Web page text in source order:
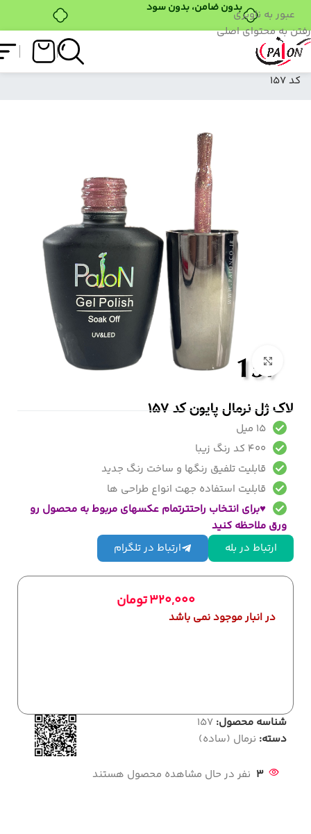
بدون ضامن، بدون سودعبور به ناوبری
رفتن به محتوای اصلی
فروشگاه
لاک ژل نرمال پایون
کد 157
بزرگنمایی تصویر
لاک ژل نرمال پایون کد 157
15 میل
400 کد رنگ زیبا
قابلیت تلفیق رنگها و ساخت رنگ جدید
قابلیت استفاده جهت انواع طراحی ها
♥برای انتخاب راحتترتمام عکسهای مربوط به محصول رو
ورق ملاحظه کنید
ارتباط در بله
ارتباط در تلگرام
320,000تومان
در انبار موجود نمی باشد
شناسه محصول: 157
دسته: نرمال (ساده)
3 نفر در حال مشاهده محصول هستند